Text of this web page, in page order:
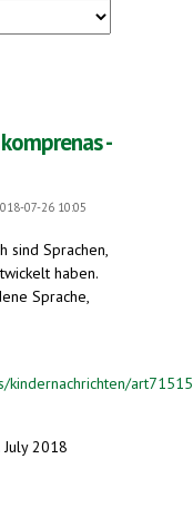
-
07-26 10:05
sind Sprachen,
haben.
Sprache,
kindernachrichten/
2018
- ich